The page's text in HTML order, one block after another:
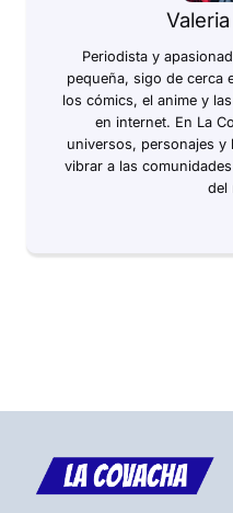
Periodista y
pequeña, sigo de cerca
los cómics, el anime y
en internet. En La
universos, personajes y
vibrar a las
del